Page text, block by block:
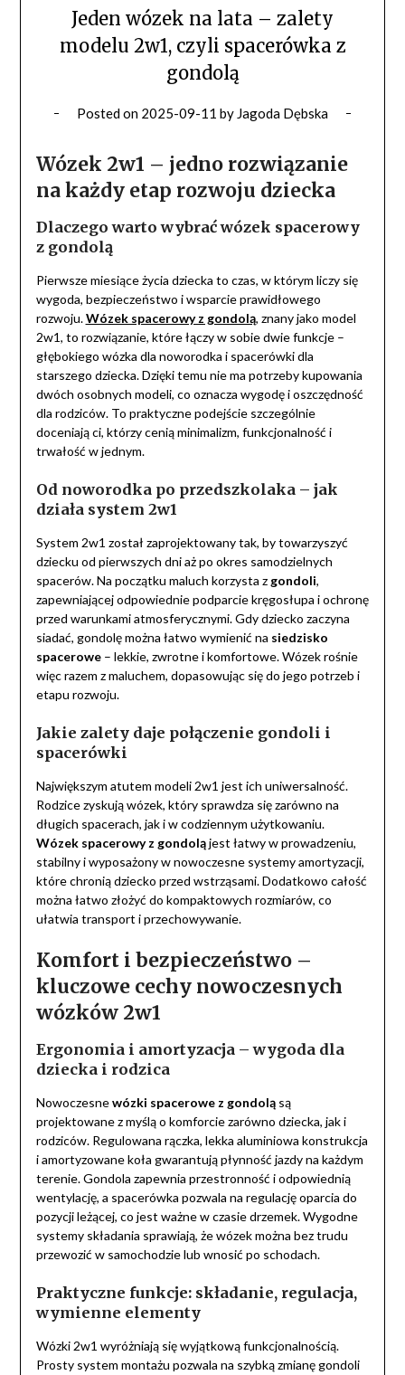
Jeden wózek na lata – zalety
modelu 2w1, czyli spacerówka z
gondolą
Posted on 2025-09-11 by Jagoda Dębska
Wózek 2w1 – jedno rozwiązanie
na każdy etap rozwoju dziecka
Dlaczego warto wybrać wózek spacerowy
z gondolą
Pierwsze miesiące życia dziecka to czas, w którym liczy się
wygoda, bezpieczeństwo i wsparcie prawidłowego
rozwoju.Wózek spacerowy z gondolą, znany jako model
2w1, to rozwiązanie, które łączy w sobie dwie funkcje –
głębokiego wózka dla noworodka i spacerówki dla
starszego dziecka. Dzięki temu nie ma potrzeby kupowania
dwóch osobnych modeli, co oznacza wygodę i oszczędność
dla rodziców. To praktyczne podejście szczególnie
doceniają ci, którzy cenią minimalizm, funkcjonalność i
trwałość w jednym.
Od noworodka po przedszkolaka – jak
działa system 2w1
System 2w1 został zaprojektowany tak, by towarzyszyć
dziecku od pierwszych dni aż po okres samodzielnych
spacerów. Na początku maluch korzysta z gondoli,
zapewniającej odpowiednie podparcie kręgosłupa i ochronę
przed warunkami atmosferycznymi. Gdy dziecko zaczyna
siadać, gondolę można łatwo wymienić na siedzisko
spacerowe– lekkie, zwrotne i komfortowe. Wózek rośnie
więc razem z maluchem, dopasowując się do jego potrzeb i
etapu rozwoju.
Jakie zalety daje połączenie gondoli i
spacerówki
Największym atutem modeli 2w1 jest ich uniwersalność.
Rodzice zyskują wózek, który sprawdza się zarówno na
długich spacerach, jak i w codziennym użytkowaniu.
Wózek spacerowy z gondoląjest łatwy w prowadzeniu,
stabilny i wyposażony w nowoczesne systemy amortyzacji,
które chronią dziecko przed wstrząsami. Dodatkowo całość
można łatwo złożyć do kompaktowych rozmiarów, co
ułatwia transport i przechowywanie.
Komfort i bezpieczeństwo –
kluczowe cechy nowoczesnych
wózków 2w1
Ergonomia i amortyzacja – wygoda dla
dziecka i rodzica
Nowoczesnewózki spacerowe z gondoląsą
projektowane z myślą o komforcie zarówno dziecka, jak i
rodziców. Regulowana rączka, lekka aluminiowa konstrukcja
i amortyzowane koła gwarantują płynność jazdy na każdym
terenie. Gondola zapewnia przestronność i odpowiednią
wentylację, a spacerówka pozwala na regulację oparcia do
pozycji leżącej, co jest ważne w czasie drzemek. Wygodne
systemy składania sprawiają, że wózek można bez trudu
przewozić w samochodzie lub wnosić po schodach.
Praktyczne funkcje: składanie, regulacja,
wymienne elementy
Wózki 2w1 wyróżniają się wyjątkową funkcjonalnością.
Prosty system montażu pozwala na szybką zmianę gondoli